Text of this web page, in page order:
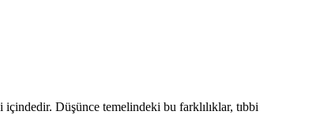
Düşünce temelindeki bu farklılıklar, tıbbi